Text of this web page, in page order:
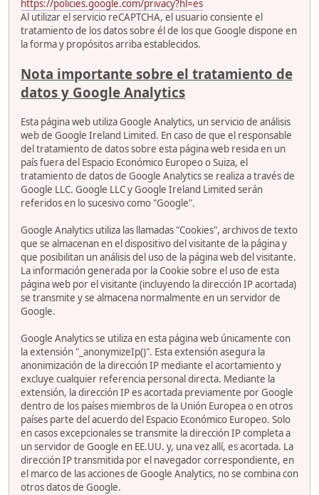
https://policies.google.com/privacy?hl=es
Al utilizar el servicio reCAPTCHA, el usuario consiente el
tratamiento de los datos sobre él de los que Google dispone en
la forma y propósitos arriba establecidos.
Nota importante sobre el tratamiento de
datos y Google Analytics
Esta página web utiliza Google Analytics, un servicio de análisis
web de Google Ireland Limited. En caso de que el responsable
del tratamiento de datos sobre esta página web resida en un
país fuera del Espacio Económico Europeo o Suiza, el
tratamiento de datos de Google Analytics se realiza a través de
Google LLC. Google LLC y Google Ireland Limited serán
referidos en lo sucesivo como "Google".
Google Analytics utiliza las llamadas "Cookies", archivos de texto
que se almacenan en el dispositivo del visitante de la página y
que posibilitan un análisis del uso de la página web del visitante.
La información generada por la Cookie sobre el uso de esta
página web por el visitante (incluyendo la dirección IP acortada)
se transmite y se almacena normalmente en un servidor de
Google.
Google Analytics se utiliza en esta página web únicamente con
la extensión "_anonymizeIp()". Esta extensión asegura la
anonimización de la dirección IP mediante el acortamiento y
excluye cualquier referencia personal directa. Mediante la
extensión, la dirección IP es acortada previamente por Google
dentro de los países miembros de la Unión Europea o en otros
países parte del acuerdo del Espacio Económico Europeo. Solo
en casos excepcionales se transmite la dirección IP completa a
un servidor de Google en EE.UU. y, una vez allí, es acortada. La
dirección IP transmitida por el navegador correspondiente, en
el marco de las acciones de Google Analytics, no se combina con
otros datos de Google.